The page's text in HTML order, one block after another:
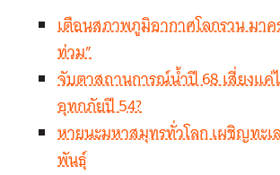
เตือนสภาพภูมิอากาศโลกรวน มา
ท่วม”
จับตาสถานการณ์น้ำปี 68 เสี่ยงแค่
อุทกภัยปี 54?
หายนะมหาสมุทรทั่วโลก เผชิญทะ
พันธุ์